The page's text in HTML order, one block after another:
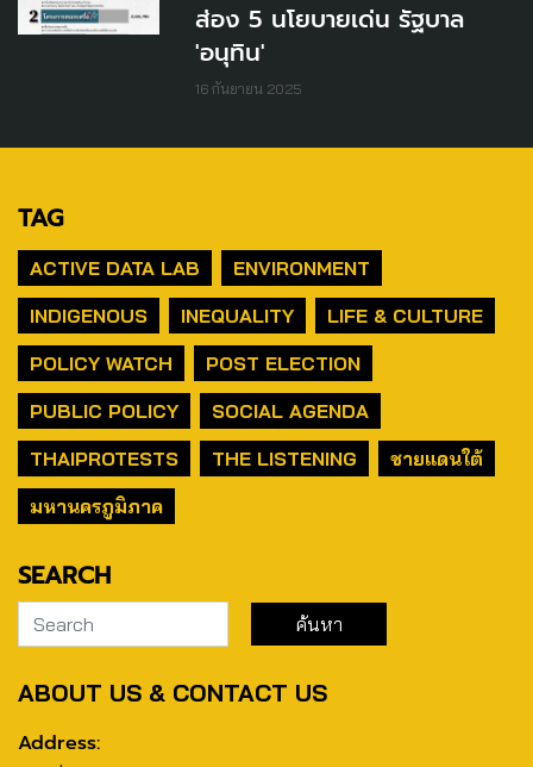
ส่อง 5 นโยบายเด่น รัฐบาล
'อนุทิน'
16 กันยายน 2025
TAG
ACTIVE DATA LAB
ENVIRONMENT
INDIGENOUS
INEQUALITY
LIFE & CULTURE
POLICY WATCH
POST ELECTION
PUBLIC POLICY
SOCIAL AGENDA
THAIPROTESTS
THE LISTENING
ชายแดนใต้
มหานครภูมิภาค
SEARCH
ABOUT US & CONTACT US
Address: